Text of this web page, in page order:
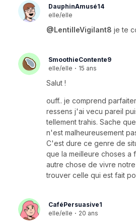
DauphinAmusé14
elle/elle
@LentilleVigilant8 je te
SmoothieContente9
elle/elle · 15 ans
Salut !
ouff.. je comprend
ressens j'ai vecu pareil
tellement trahis. Sache
n'est malheureusement
C'est dure ce genre de
que la meilleure choses a
autre chose de vivre
trouver celle qui est fait
CaféPersuasive1
elle/elle · 20 ans